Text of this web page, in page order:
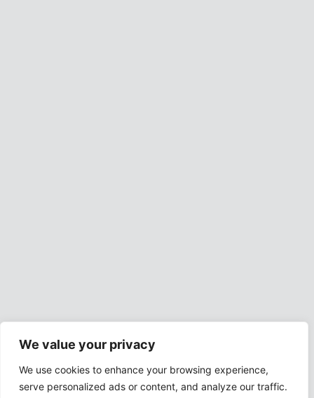
We value your privacy
We use cookies to enhance your browsing experience,
serve personalized ads or content, and analyze our traffic.